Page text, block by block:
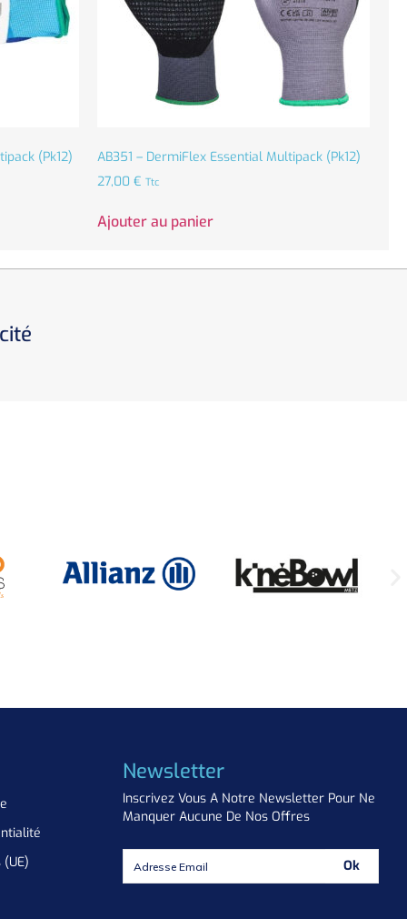
(Pk12)
AB351 – DermiFlex Essential Multipack (Pk12)
27,00 € Ttc
Ajouter au panier
Newsletter
Inscrivez Vous A Notre Newsletter Pour Ne
Manquer Aucune De Nos Offres
Ok